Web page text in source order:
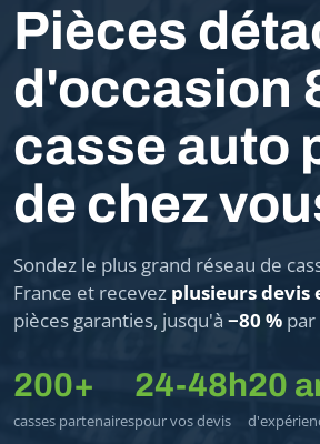
Pièces
d'occasion
casse auto
de chez
Sondez le plus grand réseau de
France et recevez plusieurs devis
pièces garanties, jusqu'à −80 %
200+
casses partenaires
24-48h
pour vos devis
20